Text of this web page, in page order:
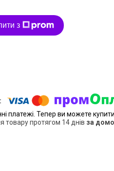
з
платежі. Тепер ви можете
товару протягом 14 днів за